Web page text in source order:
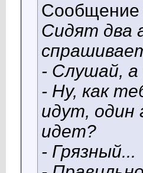
Сообщение
Сидят два
- Слушай, а
- Ну, как
идут, один
идет?
- Грязный...